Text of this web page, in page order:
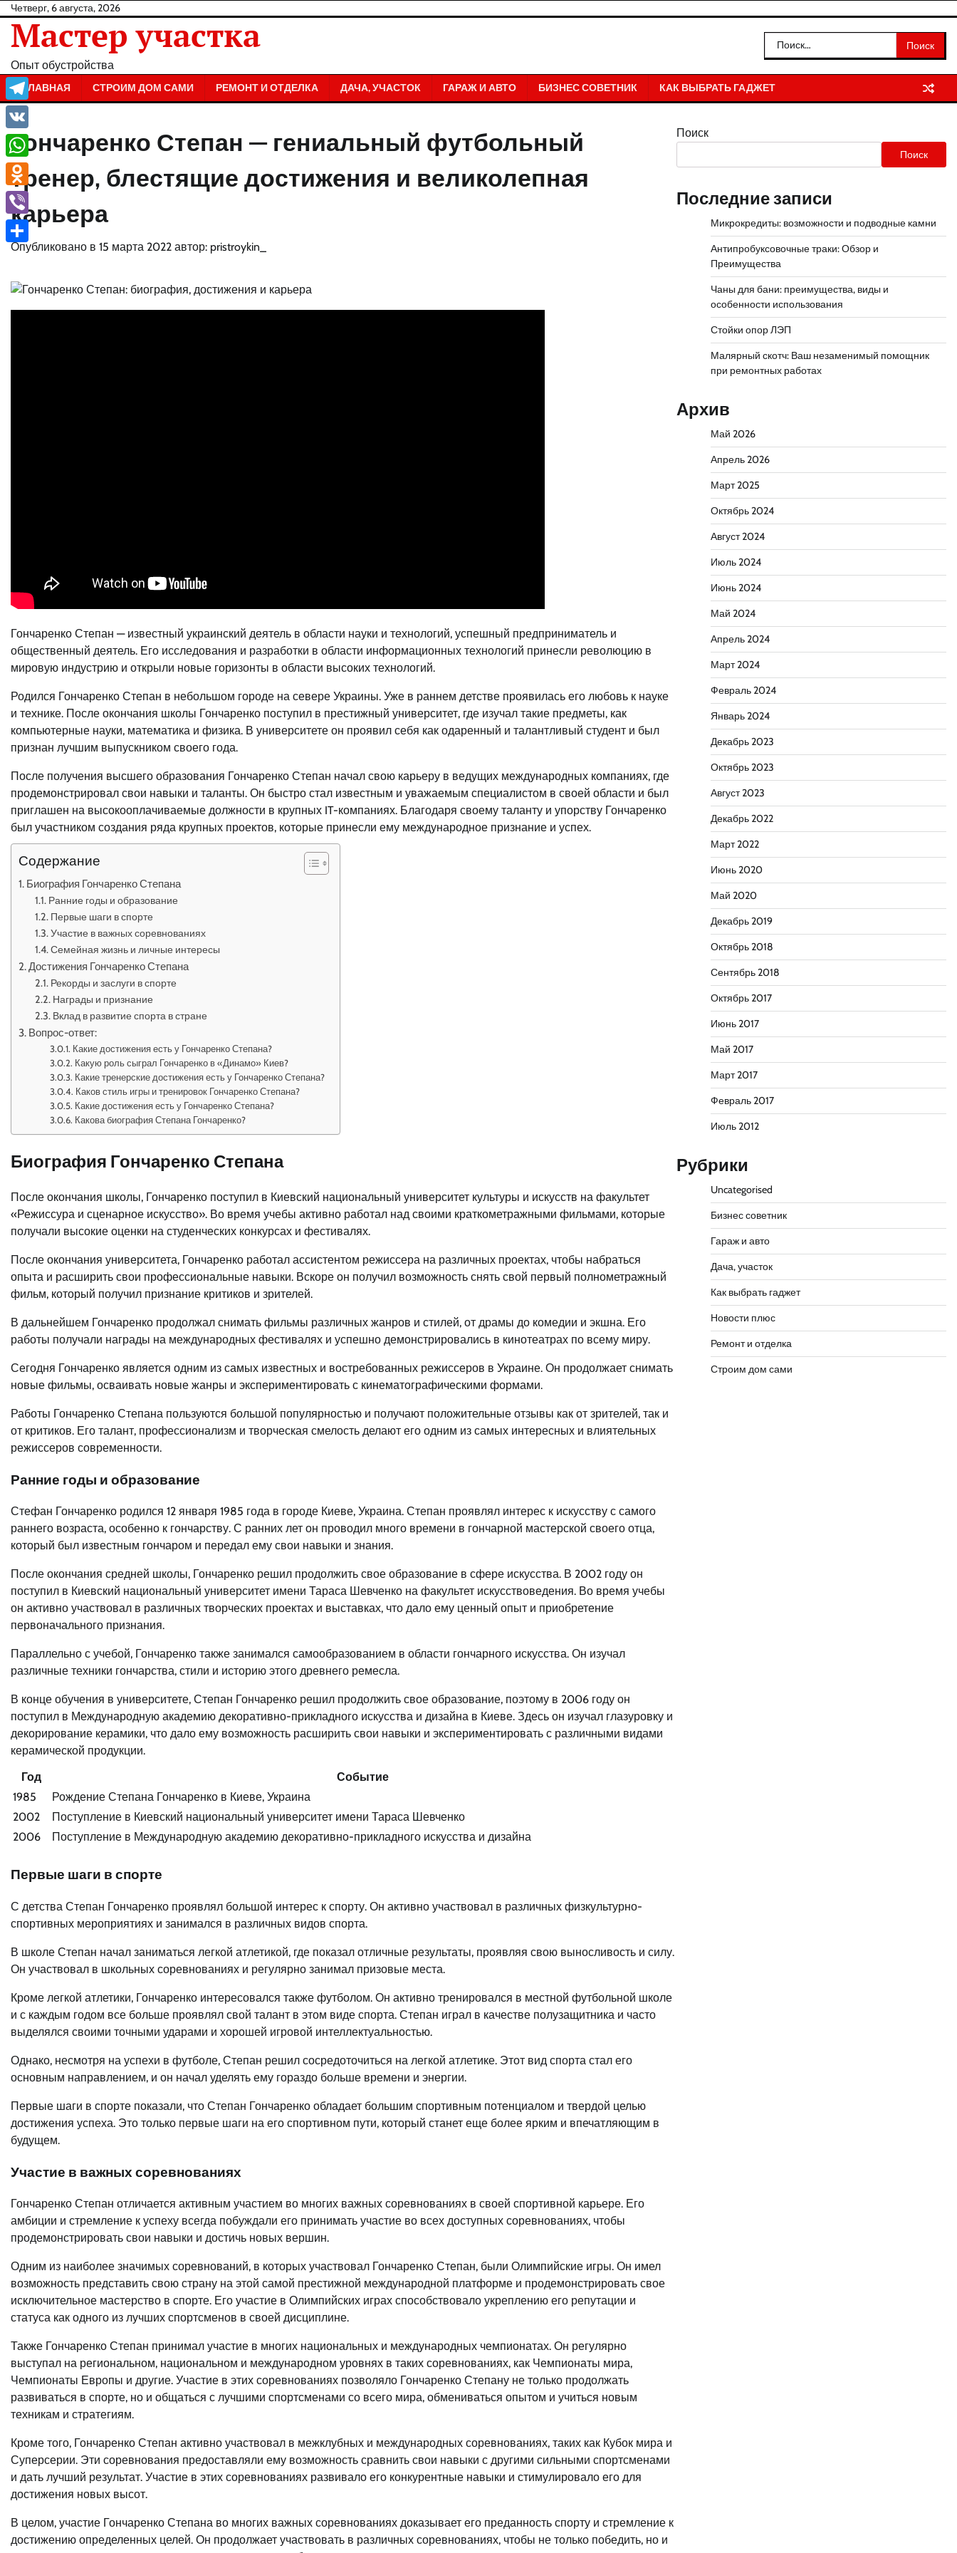
Перейти
содержанию
Четверг, 6 августа, 2026
Мастер участка
Опыт обустройства
Найти:
ГЛАВНАЯ СТРОИМ ДОМ САМИ РЕМОНТ И ОТДЕЛКА ДАЧА, УЧАСТОК ГАРАЖ И АВТО БИЗНЕС СОВЕТНИК КАК ВЫБРАТЬ ГАДЖЕТ
Гончаренко Степан — гениальный футбольный
тренер, блестящие достижения и великолепная
карьера
Опубликовано в 15 марта 2022 автор: pristroykin_
Гончаренко Степан — известный украинский деятель в области науки и технологий, успешный предприниматель и
общественный деятель. Его исследования и разработки в области информационных технологий принесли революцию в
мировую индустрию и открыли новые горизонты в области высоких технологий.
Родился Гончаренко Степан в небольшом городе на севере Украины. Уже в раннем детстве проявилась его любовь к науке
и технике. После окончания школы Гончаренко поступил в престижный университет, где изучал такие предметы, как
компьютерные науки, математика и физика. В университете он проявил себя как одаренный и талантливый студент и был
признан лучшим выпускником своего года.
После получения высшего образования Гончаренко Степан начал свою карьеру в ведущих международных компаниях, где
продемонстрировал свои навыки и таланты. Он быстро стал известным и уважаемым специалистом в своей области и был
приглашен на высокооплачиваемые должности в крупных IT-компаниях. Благодаря своему таланту и упорству Гончаренко
был участником создания ряда крупных проектов, которые принесли ему международное признание и успех.
Содержание
Биография Гончаренко Степана
Ранние годы и образование
Первые шаги в спорте
Участие в важных соревнованиях
Семейная жизнь и личные интересы
Достижения Гончаренко Степана
Рекорды и заслуги в спорте
Награды и признание
Вклад в развитие спорта в стране
Вопрос-ответ:
Какие достижения есть у Гончаренко Степана?
Какую роль сыграл Гончаренко в «Динамо» Киев?
Какие тренерские достижения есть у Гончаренко Степана?
Каков стиль игры и тренировок Гончаренко Степана?
Какие достижения есть у Гончаренко Степана?
Какова биография Степана Гончаренко?
Биография Гончаренко Степана
После окончания школы, Гончаренко поступил в Киевский национальный университет культуры и искусств на факультет
«Режиссура и сценарное искусство». Во время учебы активно работал над своими краткометражными фильмами, которые
получали высокие оценки на студенческих конкурсах и фестивалях.
После окончания университета, Гончаренко работал ассистентом режиссера на различных проектах, чтобы набраться
опыта и расширить свои профессиональные навыки. Вскоре он получил возможность снять свой первый полнометражный
фильм, который получил признание критиков и зрителей.
В дальнейшем Гончаренко продолжал снимать фильмы различных жанров и стилей, от драмы до комедии и экшна. Его
работы получали награды на международных фестивалях и успешно демонстрировались в кинотеатрах по всему миру.
Сегодня Гончаренко является одним из самых известных и востребованных режиссеров в Украине. Он продолжает снимать
новые фильмы, осваивать новые жанры и экспериментировать с кинематографическими формами.
Работы Гончаренко Степана пользуются большой популярностью и получают положительные отзывы как от зрителей, так и
от критиков. Его талант, профессионализм и творческая смелость делают его одним из самых интересных и влиятельных
режиссеров современности.
Ранние годы и образование
Стефан Гончаренко родился 12 января 1985 года в городе Киеве, Украина. Степан проявлял интерес к искусству с самого
раннего возраста, особенно к гончарству. С ранних лет он проводил много времени в гончарной мастерской своего отца,
который был известным гончаром и передал ему свои навыки и знания.
После окончания средней школы, Гончаренко решил продолжить свое образование в сфере искусства. В 2002 году он
поступил в Киевский национальный университет имени Тараса Шевченко на факультет искусствоведения. Во время учебы
он активно участвовал в различных творческих проектах и выставках, что дало ему ценный опыт и приобретение
первоначального признания.
Параллельно с учебой, Гончаренко также занимался самообразованием в области гончарного искусства. Он изучал
различные техники гончарства, стили и историю этого древнего ремесла.
В конце обучения в университете, Степан Гончаренко решил продолжить свое образование, поэтому в 2006 году он
поступил в Международную академию декоративно-прикладного искусства и дизайна в Киеве. Здесь он изучал глазуровку и
декорирование керамики, что дало ему возможность расширить свои навыки и экспериментировать с различными видами
керамической продукции.
Год
Событие
1985
Рождение Степана Гончаренко в Киеве, Украина
2002
Поступление в Киевский национальный университет имени Тараса Шевченко
2006
Поступление в Международную академию декоративно-прикладного искусства и дизайна
Первые шаги в спорте
С детства Степан Гончаренко проявлял большой интерес к спорту. Он активно участвовал в различных физкультурно-
спортивных мероприятиях и занимался в различных видов спорта.
В школе Степан начал заниматься легкой атлетикой, где показал отличные результаты, проявляя свою выносливость и силу.
Он участвовал в школьных соревнованиях и регулярно занимал призовые места.
Кроме легкой атлетики, Гончаренко интересовался также футболом. Он активно тренировался в местной футбольной школе
и с каждым годом все больше проявлял свой талант в этом виде спорта. Степан играл в качестве полузащитника и часто
выделялся своими точными ударами и хорошей игровой интеллектуальностью.
Однако, несмотря на успехи в футболе, Степан решил сосредоточиться на легкой атлетике. Этот вид спорта стал его
основным направлением, и он начал уделять ему гораздо больше времени и энергии.
Первые шаги в спорте показали, что Степан Гончаренко обладает большим спортивным потенциалом и твердой целью
достижения успеха. Это только первые шаги на его спортивном пути, который станет еще более ярким и впечатляющим в
будущем.
Участие в важных соревнованиях
Гончаренко Степан отличается активным участием во многих важных соревнованиях в своей спортивной карьере. Его
амбиции и стремление к успеху всегда побуждали его принимать участие во всех доступных соревнованиях, чтобы
продемонстрировать свои навыки и достичь новых вершин.
Одним из наиболее значимых соревнований, в которых участвовал Гончаренко Степан, были Олимпийские игры. Он имел
возможность представить свою страну на этой самой престижной международной платформе и продемонстрировать свое
исключительное мастерство в спорте. Его участие в Олимпийских играх способствовало укреплению его репутации и
статуса как одного из лучших спортсменов в своей дисциплине.
Также Гончаренко Степан принимал участие в многих национальных и международных чемпионатах. Он регулярно
выступал на региональном, национальном и международном уровнях в таких соревнованиях, как Чемпионаты мира,
Чемпионаты Европы и другие. Участие в этих соревнованиях позволяло Гончаренко Степану не только продолжать
развиваться в спорте, но и общаться с лучшими спортсменами со всего мира, обмениваться опытом и учиться новым
техникам и стратегиям.
Кроме того, Гончаренко Степан активно участвовал в межклубных и международных соревнованиях, таких как Кубок мира и
Суперсерии. Эти соревнования предоставляли ему возможность сравнить свои навыки с другими сильными спортсменами
и дать лучший результат. Участие в этих соревнованиях развивало его конкурентные навыки и стимулировало его для
достижения новых высот.
В целом, участие Гончаренко Степана во многих важных соревнованиях доказывает его преданность спорту и стремление к
достижению определенных целей. Он продолжает участвовать в различных соревнованиях, чтобы не только победить, но и
Поиск
Поиск
Последние записи
Микрокредиты: возможности и подводные камни
Антипробуксовочные траки: Обзор и
Преимущества
Чаны для бани: преимущества, виды и
особенности использования
Стойки опор ЛЭП
Малярный скотч: Ваш незаменимый помощник
при ремонтных работах
Архив
Май 2026
Апрель 2026
Март 2025
Октябрь 2024
Август 2024
Июль 2024
Июнь 2024
Май 2024
Апрель 2024
Март 2024
Февраль 2024
Январь 2024
Декабрь 2023
Октябрь 2023
Август 2023
Декабрь 2022
Март 2022
Июнь 2020
Май 2020
Декабрь 2019
Октябрь 2018
Сентябрь 2018
Октябрь 2017
Июнь 2017
Май 2017
Март 2017
Февраль 2017
Июль 2012
Рубрики
Uncategorised
Бизнес советник
Гараж и авто
Дача, участок
Как выбрать гаджет
Новости плюс
Ремонт и отделка
Строим дом сами
Telegram
VK
WhatsApp
Odnoklassniki
Viber
Отправить